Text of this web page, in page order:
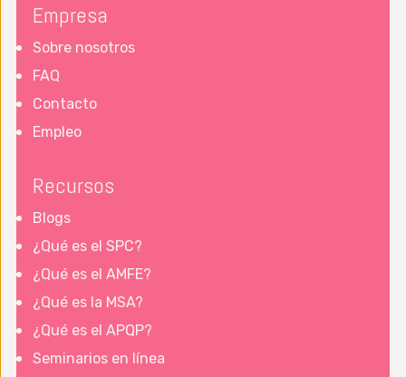
Empresa
Sobre nosotros
FAQ
Contacto
Empleo
Recursos
Blogs
¿Qué es el SPC?
¿Qué es el AMFE?
¿Qué es la MSA?
¿Qué es el APQP?
Seminarios en línea